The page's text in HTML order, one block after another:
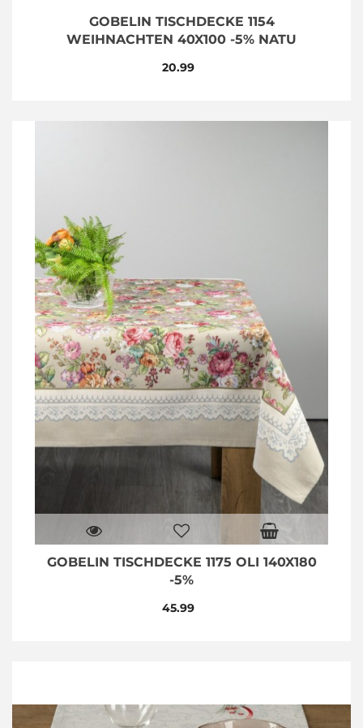
GOBELIN TISCHDECKE 1154
WEIHNACHTEN 40X100 -5% NATU
20.99
GOBELIN TISCHDECKE 1175 OLI 140X180
-5%
45.99